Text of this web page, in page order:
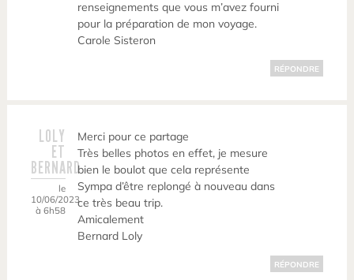
renseignements que vous m’avez fourni
pour la préparation de mon voyage.
Carole Sisteron
RÉPONDRE
LOLY
ET
BERNARD
le
10/06/2023
à 6h58
Merci pour ce partage
Très belles photos en effet, je mesure
bien le boulot que cela représente
Sympa d’être replongé à nouveau dans
ce très beau trip.
Amicalement
Bernard Loly
RÉPONDRE